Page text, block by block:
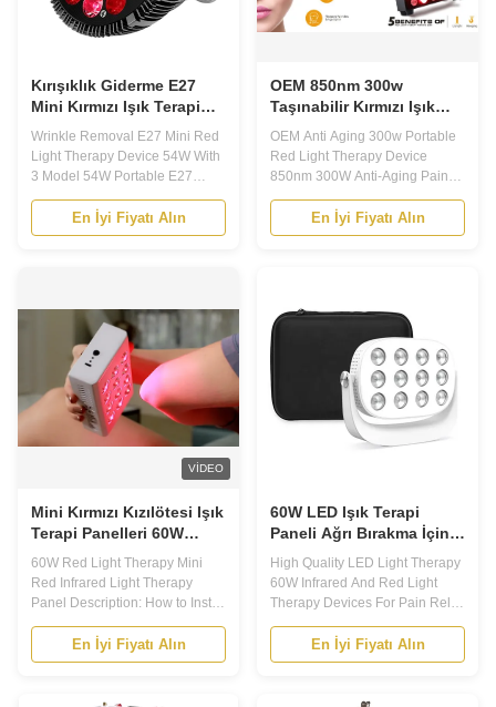
Kırışıklık Giderme E27
Mini Kırmızı Işık Terapi
Cihazı 54W 3 Modelli
Wrinkle Removal E27 Mini Red
Light Therapy Device 54W With
3 Model 54W Portable E27
Socket Red Led Light Bulb
Therapy Device Led Light
Therapy The action principle of
with the wavelength of 760nm...
En İyi Fiyatı Alın
OEM 850nm 300w
Taşınabilir Kırmızı Işık
Terapi Cihazı Yaşlanma
Karşıtı
OEM Anti Aging 300w Portable
Red Light Therapy Device
850nm 300W Anti-Aging Pain
Relief 660nm 850nm LED Light
Therapy Near Infrared Light
Therapy Features of Red Light
Treatment Wrinkle Remover
Skin Rejuvenation 1. Safe:
LEDs ...
En İyi Fiyatı Alın
VIDEO
Mini Kırmızı Kızılötesi Işık
Terapi Panelleri 60W
Taşınabilir Kırmızı Işık
Terapi Cihazı
60W Red Light Therapy Mini
Red Infrared Light Therapy
Panel Description: How to Install
It? A. Door/wall mounted, hang-
able, stand alone,the table. B.
Turn the power on. Just need to
Enjoy red light therapy How to
En İyi Fiyatı Alın
60W LED Işık Terapi
Paneli Ağrı Bırakma İçin
Kızılötesi Ve Kırmızı Işık
Terapi Aygıtları
High Quality LED Light Therapy
60W Infrared And Red Light
Therapy Devices For Pain Relief
MinI Portable RLT Panel Model
NO. MH-T60 LED Quantity
12pcs 5W LED Power
DC5V 2A Wavelength
En İyi Fiyatı Alın